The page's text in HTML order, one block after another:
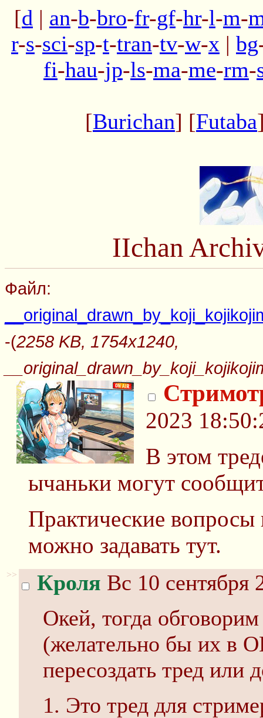
[d | an-b-bro-fr-gf-hr-l-m-
r-s-sci-sp-t-tran-tv-w-x | bg
fi-hau-jp-ls-ma-me-rm-
[Burichan] [Futaba
IIchan
Файл:
-(2258 KB, 1754x1240,
2023
В этом
ычаньки могут
Практические
можно задавать тут.
>> Кроля Вс 10 сентября
Окей, тогда
(желательно бы их в
пересоздать тред
1. Это тред для